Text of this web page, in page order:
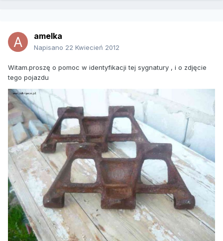
amelka
Napisano 22 Kwiecień 2012
Witam.proszę o pomoc w identyfikacji tej sygnatury , i o zdjęcie
tego pojazdu